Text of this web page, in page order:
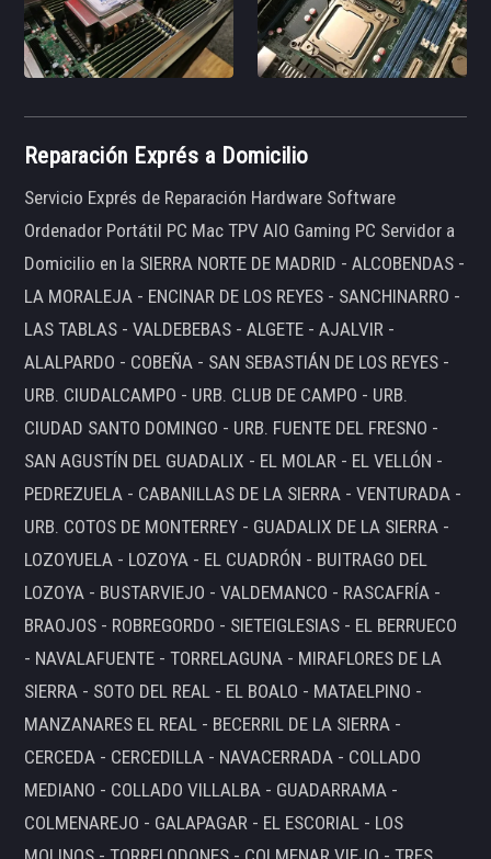
Reparación Exprés a Domicilio
Servicio Exprés de Reparación Hardware Software
Ordenador Portátil PC Mac TPV AIO Gaming PC Servidor a
Domicilio en la SIERRA NORTE DE MADRID - ALCOBENDAS -
LA MORALEJA - ENCINAR DE LOS REYES - SANCHINARRO -
LAS TABLAS - VALDEBEBAS - ALGETE - AJALVIR -
ALALPARDO - COBEÑA - SAN SEBASTIÁN DE LOS REYES -
URB. CIUDALCAMPO - URB. CLUB DE CAMPO - URB.
CIUDAD SANTO DOMINGO - URB. FUENTE DEL FRESNO -
SAN AGUSTÍN DEL GUADALIX - EL MOLAR - EL VELLÓN -
PEDREZUELA - CABANILLAS DE LA SIERRA - VENTURADA -
URB. COTOS DE MONTERREY - GUADALIX DE LA SIERRA -
LOZOYUELA - LOZOYA - EL CUADRÓN - BUITRAGO DEL
LOZOYA - BUSTARVIEJO - VALDEMANCO - RASCAFRÍA -
BRAOJOS - ROBREGORDO - SIETEIGLESIAS - EL BERRUECO
- NAVALAFUENTE - TORRELAGUNA - MIRAFLORES DE LA
SIERRA - SOTO DEL REAL - EL BOALO - MATAELPINO -
MANZANARES EL REAL - BECERRIL DE LA SIERRA -
CERCEDA - CERCEDILLA - NAVACERRADA - COLLADO
MEDIANO - COLLADO VILLALBA - GUADARRAMA -
COLMENAREJO - GALAPAGAR - EL ESCORIAL - LOS